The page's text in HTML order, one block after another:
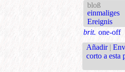
bloß
einmaliges
Ereignis
brit. one-off
Añadir |
corto a esta